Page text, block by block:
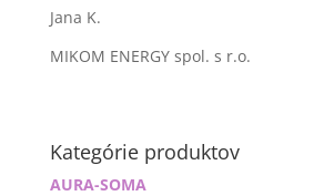
Jana K.
MIKOM ENERGY spol. s r.o.
Kategórie produktov
AURA-SOMA